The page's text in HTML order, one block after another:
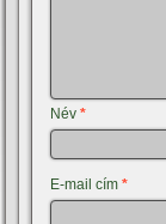
Név*
E-mail cím*